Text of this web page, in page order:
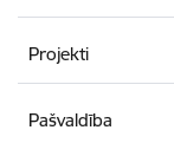
Projekti
Pašvaldība